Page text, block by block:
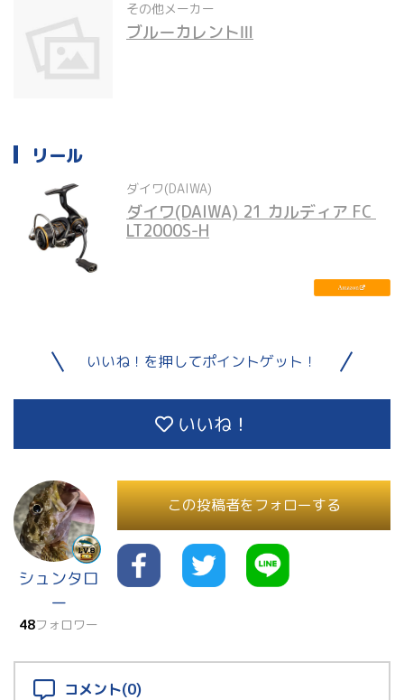
その他メーカー
ブルーカレントⅢ
リール
ダイワ(DAIWA)
ダイワ(DAIWA) 21 カルディア FC
LT2000S-H
いいね！を押してポイントゲット！
いいね！
シュンタロ
ー
48フォロワー
この投稿者をフォローする
コメント(0)